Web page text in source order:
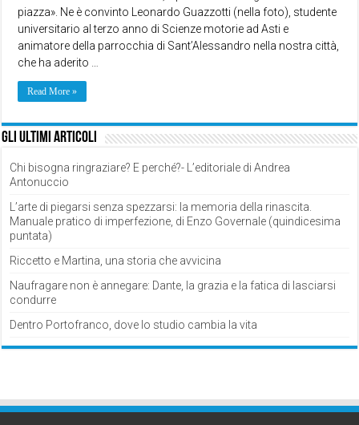
piazza». Ne è convinto Leonardo Guazzotti (nella foto), studente
universitario al terzo anno di Scienze motorie ad Asti e
animatore della parrocchia di Sant’Alessandro nella nostra città,
che ha aderito …
Read More »
Gli ultimi articoli
Chi bisogna ringraziare? E perché?- L’editoriale di Andrea
Antonuccio
L’arte di piegarsi senza spezzarsi: la memoria della rinascita.
Manuale pratico di imperfezione, di Enzo Governale (quindicesima
puntata)
Riccetto e Martina, una storia che avvicina
Naufragare non è annegare: Dante, la grazia e la fatica di lasciarsi
condurre
Dentro Portofranco, dove lo studio cambia la vita